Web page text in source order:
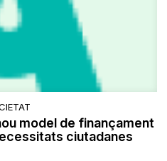
model de finançament
ciutadanes